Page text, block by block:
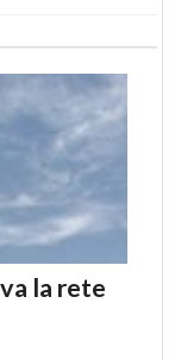
la rete